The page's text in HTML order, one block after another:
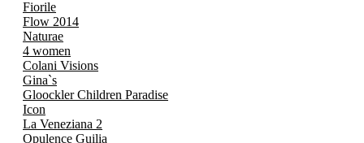
Fiorile
Flow 2014
Naturae
4 women
Colani Visions
Gina`s
Gloockler Children Paradise
Icon
La Veneziana 2
Opulence Guilia